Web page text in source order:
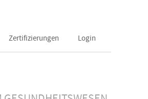
Zertifizierungen Login